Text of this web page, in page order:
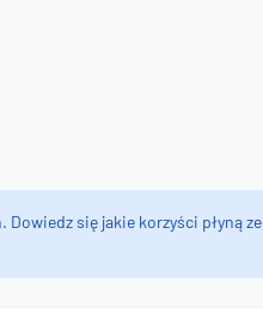
się jakie korzyści płyną ze